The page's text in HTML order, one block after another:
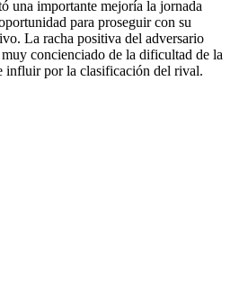
una importante mejoría la jornada
para proseguir con su
La racha positiva del adversario
concienciado de la dificultad de la
influir por la clasificación del rival.